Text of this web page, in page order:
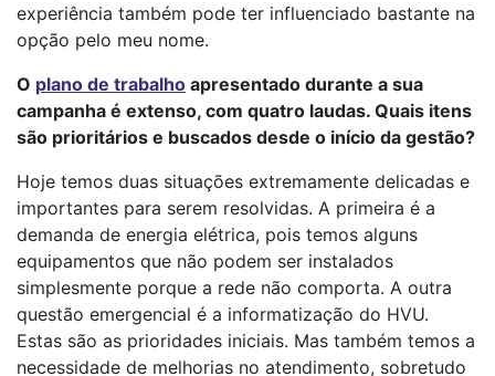
experiência também pode ter influenciado bastante na
opção pelo meu nome.
O plano de trabalho apresentado durante a sua
campanha é extenso, com quatro laudas. Quais itens
são prioritários e buscados desde o início da gestão?
Hoje temos duas situações extremamente delicadas e
importantes para serem resolvidas. A primeira é a
demanda de energia elétrica, pois temos alguns
equipamentos que não podem ser instalados
simplesmente porque a rede não comporta. A outra
questão emergencial é a informatização do HVU.
Estas são as prioridades iniciais. Mas também temos a
necessidade de melhorias no atendimento, sobretudo